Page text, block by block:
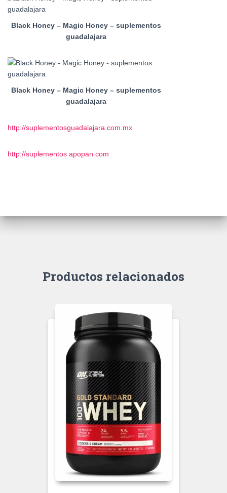
Black Honey – Magic Honey – suplementos
guadalajara
Black Honey – Magic Honey – suplementos
guadalajara
http://suplementosguadalajara.com.mx
http://suplementos apopan.com
Productos relacionados